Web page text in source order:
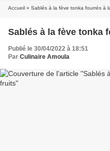
Accueil » Sablés à la fève tonka fourrés à
Sablés à la fève tonka
Publié le 30/04/2022 à 18:51
Par Culinaire Amoula